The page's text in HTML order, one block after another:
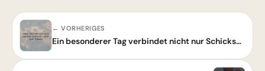
← VORHERIGES
Ein besonderer Tag verbindet nicht nur Schicksale, sondern auch Träume